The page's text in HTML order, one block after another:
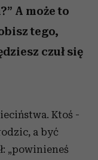
A może to
tego,
czuł się
Ktoś -
a być
„powinieneś